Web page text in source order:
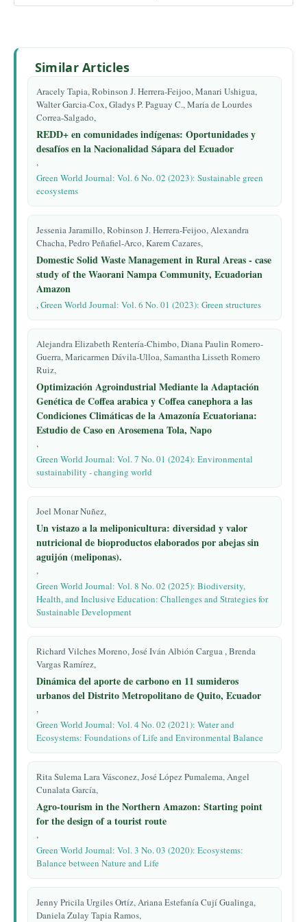
Similar Articles
Aracely Tapia, Robinson J. Herrera-Feijoo, Manari Ushigua,
Walter Garcia-Cox, Gladys P. Paguay C., Maria de Lourdes
Correa-Salgado,
REDD+ en comunidades indígenas: Oportunidades y
desafíos en la Nacionalidad Sápara del Ecuador
,
Green World Journal: Vol. 6 No. 02 (2023): Sustainable green
ecosystems
Jessenia Jaramillo, Robinson J. Herrera-Feijoo, Alexandra
Chacha, Pedro Peñafiel-Arco, Karem Cazares,
Domestic Solid Waste Management in Rural Areas - case
study of the Waorani Nampa Community, Ecuadorian
Amazon
,Green World Journal: Vol. 6 No. 01 (2023): Green structures
Alejandra Elizabeth Rentería-Chimbo, Diana Paulin Romero-
Guerra, Maricarmen Dávila-Ulloa, Samantha Lisseth Romero
Ruiz,
Optimización Agroindustrial Mediante la Adaptación
Genética de Coffea arabica y Coffea canephora a las
Condiciones Climáticas de la Amazonía Ecuatoriana:
Estudio de Caso en Arosemena Tola, Napo
,
Green World Journal: Vol. 7 No. 01 (2024): Environmental
sustainability - changing world
Joel Monar Nuñez,
Un vistazo a la meliponicultura: diversidad y valor
nutricional de bioproductos elaborados por abejas sin
aguijón (meliponas).
,
Green World Journal: Vol. 8 No. 02 (2025): Biodiversity,
Health, and Inclusive Education: Challenges and Strategies for
Sustainable Development
Richard Vilches Moreno, José Iván Albión Cargua , Brenda
Vargas Ramírez,
Dinámica del aporte de carbono en 11 sumideros
urbanos del Distrito Metropolitano de Quito, Ecuador
,
Green World Journal: Vol. 4 No. 02 (2021): Water and
Ecosystems: Foundations of Life and Environmental Balance
Rita Sulema Lara Vásconez, José López Pumalema, Angel
Cunalata García,
Agro-tourism in the Northern Amazon: Starting point
for the design of a tourist route
,
Green World Journal: Vol. 3 No. 03 (2020): Ecosystems:
Balance between Nature and Life
Jenny Pricila Urgiles Ortíz, Ariana Estefanía Cují Gualinga,
Daniela Zulay Tapia Ramos,